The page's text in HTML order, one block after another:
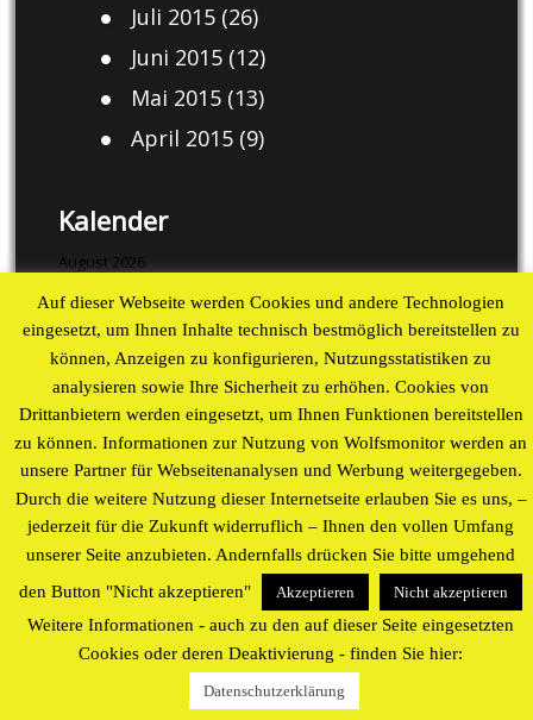
Juli 2015(26)
Juni 2015(12)
Mai 2015(13)
April 2015(9)
Kalender
August 2026
M D M D F S
S
2
10
16
17
18 19 20 21 22
23
24
25 26 27 28 29
30
31
« Aug
Proudly powered by WordPresstheme byWP Blogs
Auf dieser Webseite werden Cookies und andere Technologien
eingesetzt, um Ihnen Inhalte technisch bestmöglich bereitstellen zu
können, Anzeigen zu konfigurieren, Nutzungsstatistiken zu
analysieren sowie Ihre Sicherheit zu erhöhen. Cookies von
Drittanbietern werden eingesetzt, um Ihnen Funktionen bereitstellen
zu können. Informationen zur Nutzung von Wolfsmonitor werden an
unsere Partner für Webseitenanalysen und Werbung weitergegeben.
Durch die weitere Nutzung dieser Internetseite erlauben Sie es uns, –
jederzeit für die Zukunft widerruflich – Ihnen den vollen Umfang
unserer Seite anzubieten. Andernfalls drücken Sie bitte umgehend
den Button "Nicht akzeptieren"
Akzeptieren Nicht akzeptieren
Weitere Informationen - auch zu den auf dieser Seite eingesetzten
Cookies oder deren Deaktivierung - finden Sie hier:
Datenschutzerklärung